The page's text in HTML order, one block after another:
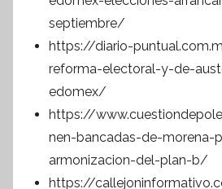
septiembre/
https://diario-
reforma-electoral-y-de-
edomex/
https://
nen-bancadas-de-morena-
armonizacion-del-plan-b/
https://